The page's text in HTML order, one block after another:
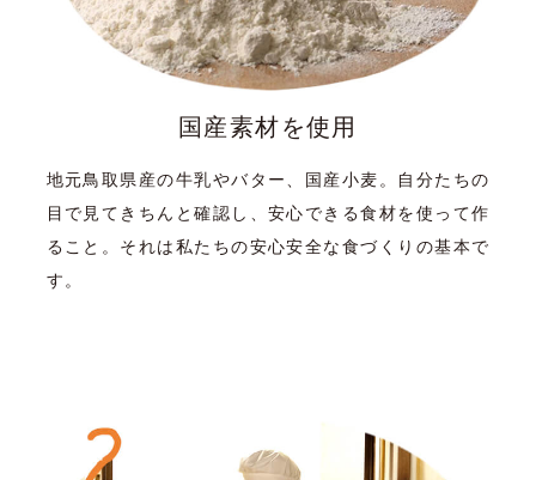
国産素材を使用
地元鳥取県産の牛乳やバター、国産小麦。自分たちの
目で見てきちんと確認し、安心できる食材を使って作
ること。それは私たちの安心安全な食づくりの基本で
す。